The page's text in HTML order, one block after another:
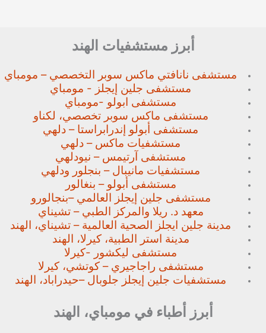
أبرز مستشفيات الهند
مستشفى نانافتي ماكس سوبر التخصصي – مومباي
مستشفى جلين إيجلز - مومباي
مستشفى ابولو -مومباي
مستشفى ماكس سوبر تخصصي، لكناو
مستشفى أبولو إندرابراستا – دلهي
مستشفيات ماكس – دلهي
مستشفى آرتيمس – نيودلهي
مستشفيات مانيبال – بنجلور ودلهي
مستشفى أبولو – بنغالور
مستشفى جلين إيجلز العالمي –بنجالورو
معهد د. ريلا والمركز الطبي – تشيناي
مدينة جلين ايجلز الصحية العالمية – تشيناي، الهند
مدينة استر الطبية، كيرلا، الهند
مستشفى ليكشور -كيرلا
مستشفى راجاجيري – كوتشي، كيرلا
مستشفيات جلين إيجلز جلوبال –حيدراباد، الهند
أبرز أطباء في مومباي، الهند